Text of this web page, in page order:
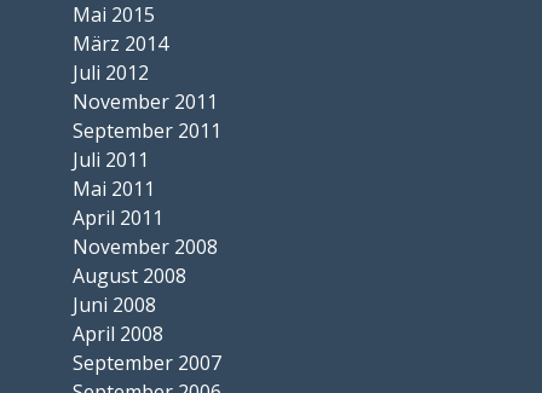
Mai 2015
März 2014
Juli 2012
November 2011
September 2011
Juli 2011
Mai 2011
April 2011
November 2008
August 2008
Juni 2008
April 2008
September 2007